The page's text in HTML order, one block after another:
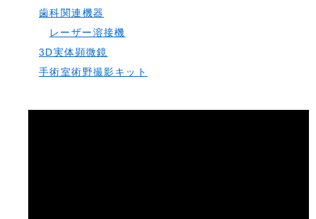
歯科関連機器
レーザー溶接機
3D実体顕微鏡
手術室術野撮影キット